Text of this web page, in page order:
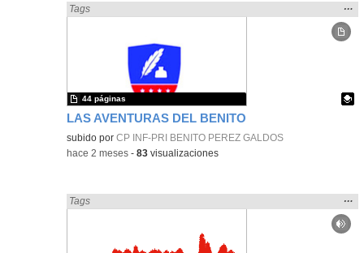
LAS AVENTURAS DEL BENITO
Encontrado «Periódicos y revistas» en:
Tags
la
…
Contenido educativo.
subido porCP INF-PRI BENITO PEREZ GALDOS
44 páginas
-hace 2 meses -83 visualizaciones
Encontrado «Periódicos y revistas» en:
Tags
la
…